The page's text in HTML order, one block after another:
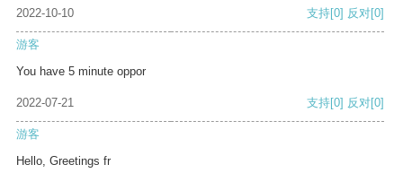
2022-10-10 支持[0] 反对[0]
游客
You have 5 minute oppor
2022-07-21 支持[0] 反对[0]
游客
Hello, Greetings fr